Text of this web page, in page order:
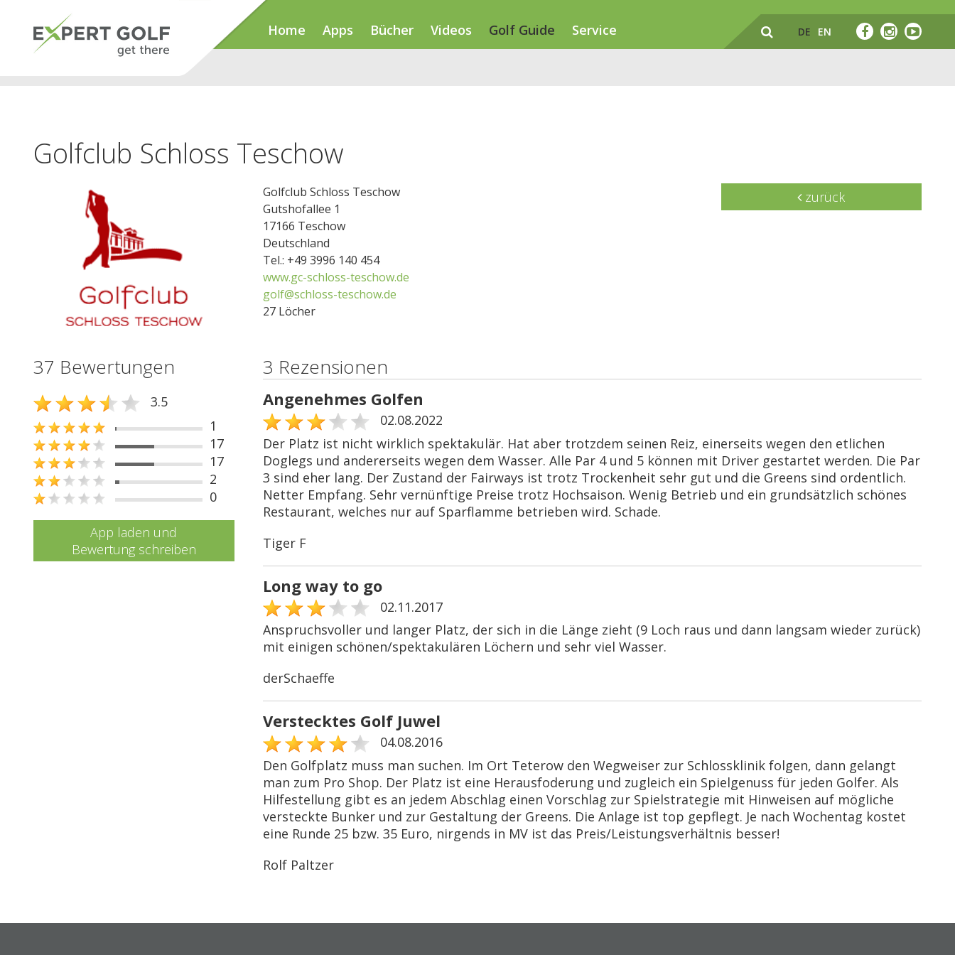
Home Apps Bücher Videos Golf Guide Service DE EN
Golfclub Schloss Teschow
Golfclub Schloss Teschow
Gutshofallee 1
17166 Teschow
Deutschland
Tel.: +49 3996 140 454
www.gc-schloss-teschow.de
golf@schloss-teschow.de
27 Löcher
zurück
37 Bewertungen
3.5
1
17
17
2
0
App laden und
Bewertung schreiben
3 Rezensionen
Angenehmes Golfen
02.08.2022
Der Platz ist nicht wirklich spektakulär. Hat aber trotzdem seinen Reiz, einerseits wegen den etlichen
Doglegs und andererseits wegen dem Wasser. Alle Par 4 und 5 können mit Driver gestartet werden. Die Par
3 sind eher lang. Der Zustand der Fairways ist trotz Trockenheit sehr gut und die Greens sind ordentlich.
Netter Empfang. Sehr vernünftige Preise trotz Hochsaison. Wenig Betrieb und ein grundsätzlich schönes
Restaurant, welches nur auf Sparflamme betrieben wird. Schade.
Tiger F
Long way to go
02.11.2017
Anspruchsvoller und langer Platz, der sich in die Länge zieht (9 Loch raus und dann langsam wieder zurück)
mit einigen schönen/spektakulären Löchern und sehr viel Wasser.
derSchaeffe
Verstecktes Golf Juwel
04.08.2016
Den Golfplatz muss man suchen. Im Ort Teterow den Wegweiser zur Schlossklinik folgen, dann gelangt
man zum Pro Shop. Der Platz ist eine Herausfoderung und zugleich ein Spielgenuss für jeden Golfer. Als
Hilfestellung gibt es an jedem Abschlag einen Vorschlag zur Spielstrategie mit Hinweisen auf mögliche
versteckte Bunker und zur Gestaltung der Greens. Die Anlage ist top gepflegt. Je nach Wochentag kostet
eine Runde 25 bzw. 35 Euro, nirgends in MV ist das Preis/Leistungsverhältnis besser!
Rolf Paltzer